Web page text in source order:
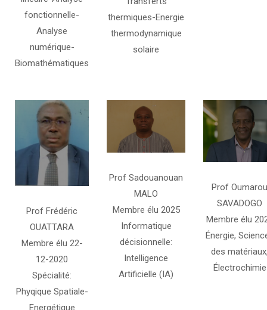
fonctionnelle-
Analyse
numérique-
Biomathématiques
thermiques-Energie
thermodynamique
solaire
Prof Frédéric
OUATTARA
Membre élu 22-
12-2020
Spécialité:
Phyqique Spatiale-
Energétique
Prof Sadouanouan
MALO
Membre élu 2025
Informatique
décisionnelle:
Intelligence
Artificielle (IA)
Prof Oumarou
SAVADOGO
Membre élu
Énergie,
des
Électrochimie